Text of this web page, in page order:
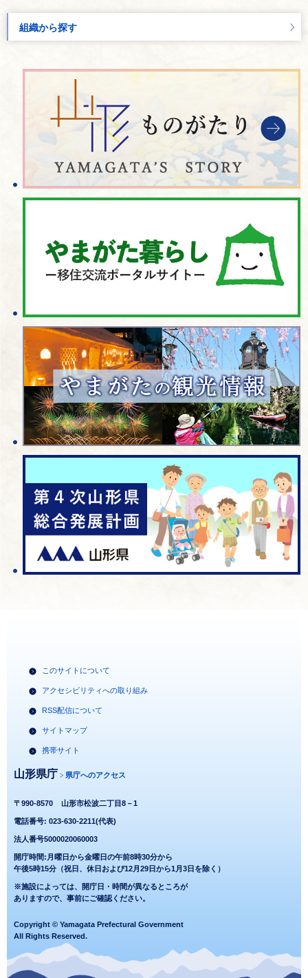
組織から探す
このサイトについて
アクセシビリティへの取り組み
RSS配信について
サイトマップ
携帯サイト
山形県庁 県庁へのアクセス
〒990-8570 山形市松波二丁目8－1
電話番号: 023-630-2211(代表)
法人番号5000020060003
開庁時間:月曜日から金曜日の午前8時30分から
午後5時15分（祝日、休日および12月29日から1月3日を除く）
※施設によっては、開庁日・時間が異なるところが
ありますので、事前にご確認ください。
Copyright © Yamagata Prefectural Government
All Rights Reserved.